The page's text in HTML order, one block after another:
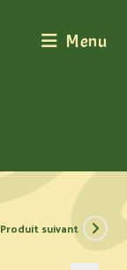
Menu
Produit suivant